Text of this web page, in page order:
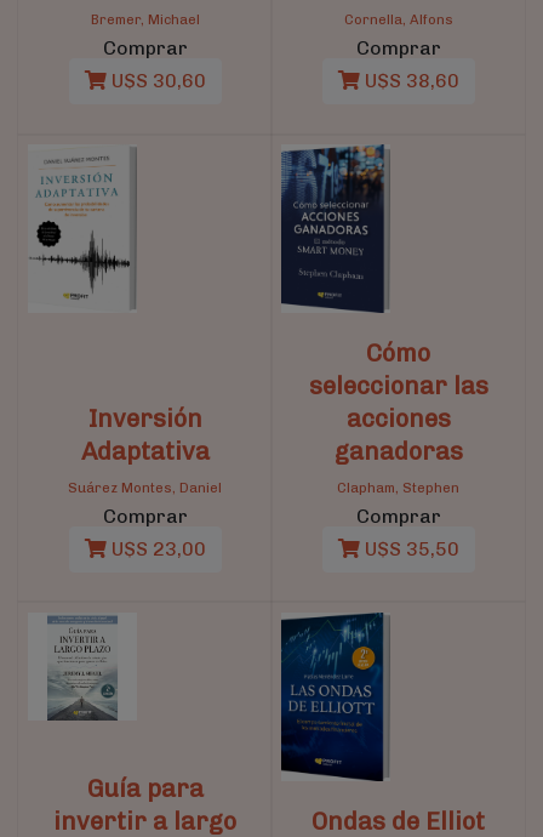
Bremer, Michael
Comprar
U$S 30,60
Cornella, Alfons
Comprar
U$S 38,60
Inversión
Adaptativa
Suárez Montes, Daniel
Comprar
U$S 23,00
Cómo
seleccionar las
acciones
ganadoras
Clapham, Stephen
Comprar
U$S 35,50
Guía para
invertir a largo
Ondas de Elliot